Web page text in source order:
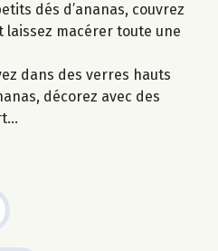
dés d’ananas, couvrez
laissez macérer toute une
dans des verres hauts
décorez avec des